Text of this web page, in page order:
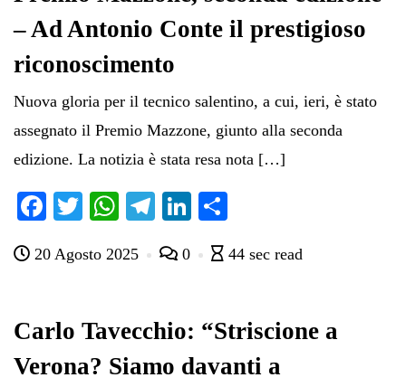
– Ad Antonio Conte il prestigioso
riconoscimento
Nuova gloria per il tecnico salentino, a cui, ieri, è stato
assegnato il Premio Mazzone, giunto alla seconda
edizione. La notizia è stata resa nota […]
Fa
bo
T
tte
W
ts
pp
Te
gr
m
Li
ed di
di
20 Agosto 2025 0 44 sec read
Carlo Tavecchio: “Striscione a
Verona? Siamo davanti a